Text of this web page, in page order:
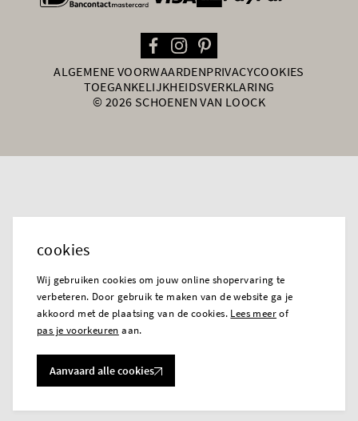
ALGEMENE VOORWAARDENPRIVACYCOOKIES
TOEGANKELIJKHEIDSVERKLARING
© 2026 SCHOENEN VAN LOOCK
cookies
Wij gebruiken cookies om jouw online shopervaring te
verbeteren. Door gebruik te maken van de website ga je
akkoord met de plaatsing van de cookies. Lees meerof
pas je voorkeuren aan.
Aanvaard alle cookies